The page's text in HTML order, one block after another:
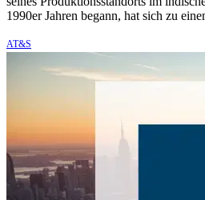
1990er Jahren begann, hat sich zu
AT&S